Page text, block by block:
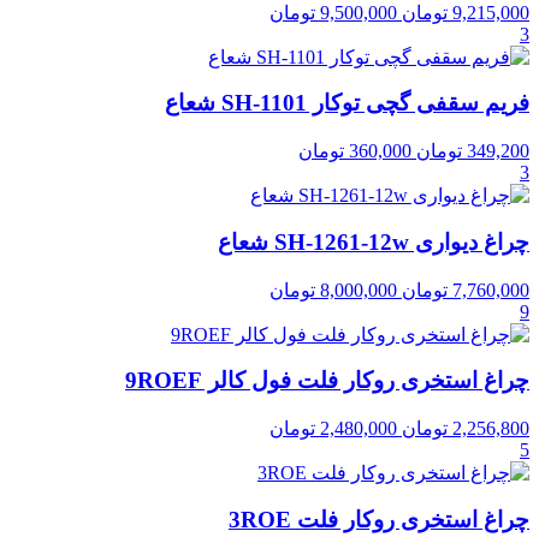
9,215,000 تومان 9,500,000 تومان
3
فریم سقفی گچی توکار SH-1101 شعاع
349,200 تومان 360,000 تومان
3
چراغ دیواری SH-1261-12w شعاع
7,760,000 تومان 8,000,000 تومان
9
چراغ استخری روکار فلت فول کالر 9ROEF
2,256,800 تومان 2,480,000 تومان
5
چراغ استخری روکار فلت 3ROE